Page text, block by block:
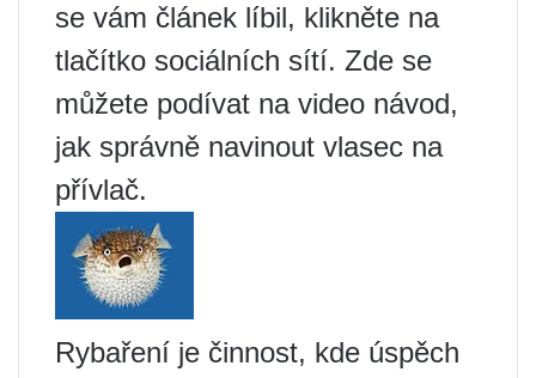
se vám článek líbil, klikněte na
tlačítko sociálních sítí. Zde se
můžete podívat na video návod,
jak správně navinout vlasec na
přívlač.
Rybaření je činnost, kde úspěch